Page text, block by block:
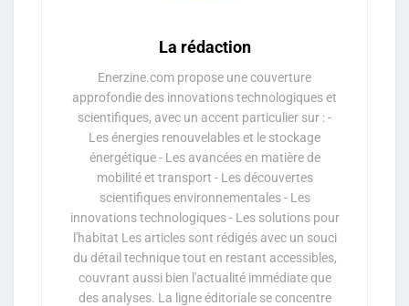
La rédaction
Enerzine.com propose une couverture
approfondie des innovations technologiques et
scientifiques, avec un accent particulier sur : -
Les énergies renouvelables et le stockage
énergétique - Les avancées en matière de
mobilité et transport - Les découvertes
scientifiques environnementales - Les
innovations technologiques - Les solutions pour
l'habitat Les articles sont rédigés avec un souci
du détail technique tout en restant accessibles,
couvrant aussi bien l'actualité immédiate que
des analyses. La ligne éditoriale se concentre